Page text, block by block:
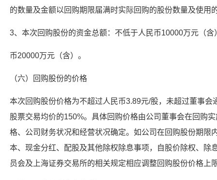
的数量及金额以回购期限届满时实际回购的股份数量及使用
3、本次回购股份的资金总额：不低于人民币10000万元（含
币20000万元（含）。
（六）回购股份的价格
本次回购股份价格为不超过人民币3.89元/股，未超过董事
股票交易均价的150%。具体回购价格由公司董事会在回购
格、公司财务状况和经营状况确定。如公司在回购股份期限
本、现金分红、配股及其他除权除息事项，自股价除权、除
员会及上海证券交易所的相关规定相应调整回购股份价格上